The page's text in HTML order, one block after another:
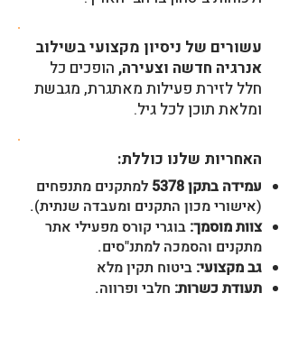
עשורים של ניסיון מקצועי בשילוב
אנרגיה חדשה וצעירה, הופכים כל
חלל לזירת פעילות מאתגרת, מגבשת
ומלאת תוכן לכל גיל.
האחריות שלנו כוללת:
עמידה בתקן 5378
למתקנים מתנפחים
(אישורי מכון התקנים ומעבדה שנתית).
צוות מוסמך: בוגרי קורס מפעילי אתר
מתקנים והסמכה למתנ"סים.
גב מקצועי: ביטוח תקין מלא
תעודת כשרות: חלבי ופרווה.